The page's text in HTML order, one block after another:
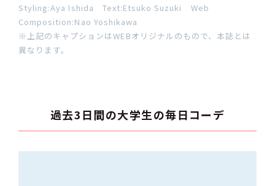
Styling:Aya Ishida Text:Etsuko Suzuki Web
Composition:Nao Yoshikawa
※上記のキャプションはWEBオリジナルのもので、本誌とは
異なります。
過去3日間の大学生の毎日コーデ